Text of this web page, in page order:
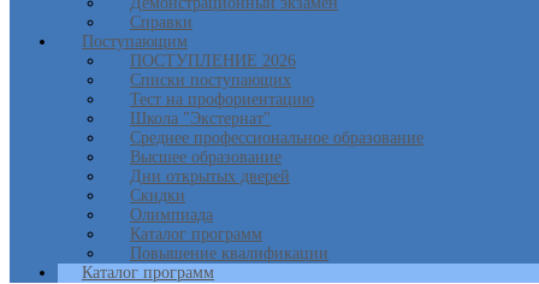
Справки
Поступающим
ПОСТУПЛЕНИЕ 2026
Списки поступающих
Тест на профориентацию
Школа "Экстернат"
Среднее профессиональное образование
Высшее образование
Дни открытых дверей
Скидки
Олимпиада
Каталог программ
Повышение квалификации
Каталог программ